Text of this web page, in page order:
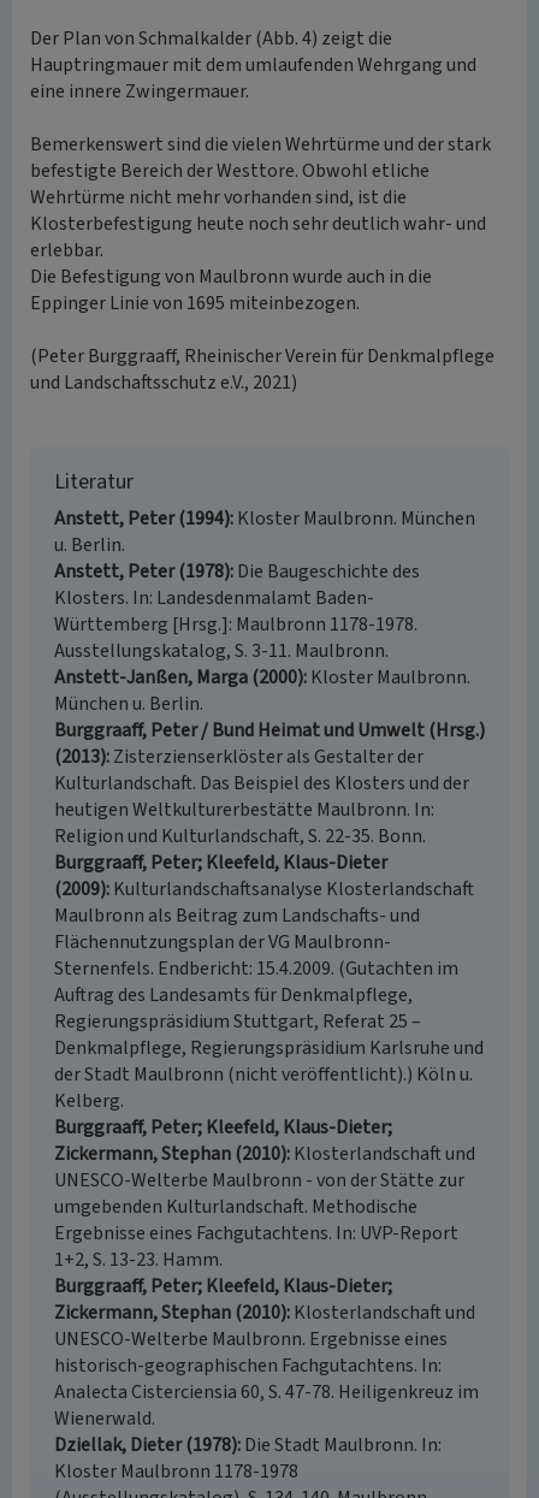
Der Plan von Schmalkalder (Abb. 4) zeigt die
Hauptringmauer mit dem umlaufenden Wehrgang und
eine innere Zwingermauer.
Bemerkenswert sind die vielen Wehrtürme und der stark
befestigte Bereich der Westtore. Obwohl etliche
Wehrtürme nicht mehr vorhanden sind, ist die
Klosterbefestigung heute noch sehr deutlich wahr- und
erlebbar.
Die Befestigung von Maulbronn wurde auch in die
Eppinger Linie von 1695 miteinbezogen.
(Peter Burggraaff, Rheinischer Verein für Denkmalpflege
und Landschaftsschutz e.V., 2021)
Literatur
Anstett, Peter (1994) Kloster Maulbronn. München
u. Berlin.
Anstett, Peter (1978) Die Baugeschichte des
Klosters. In: Landesdenmalamt Baden-
Württemberg [Hrsg.]: Maulbronn 1178-1978.
Ausstellungskatalog, S. 3-11. Maulbronn.
Anstett-Janßen, Marga (2000) Kloster Maulbronn.
München u. Berlin.
Burggraaff, Peter / Bund Heimat und Umwelt (Hrsg.)
(2013) Zisterzienserklöster als Gestalter der
Kulturlandschaft. Das Beispiel des Klosters und der
heutigen Weltkulturerbestätte Maulbronn. In:
Religion und Kulturlandschaft, S. 22-35. Bonn.
Burggraaff, Peter; Kleefeld, Klaus-Dieter
(2009) Kulturlandschaftsanalyse Klosterlandschaft
Maulbronn als Beitrag zum Landschafts- und
Flächennutzungsplan der VG Maulbronn-
Sternenfels. Endbericht: 15.4.2009. (Gutachten im
Auftrag des Landesamts für Denkmalpflege,
Regierungspräsidium Stuttgart, Referat 25 –
Denkmalpflege, Regierungspräsidium Karlsruhe und
der Stadt Maulbronn (nicht veröffentlicht).) Köln u.
Kelberg.
Burggraaff, Peter; Kleefeld, Klaus-Dieter;
Zickermann, Stephan (2010) Klosterlandschaft und
UNESCO-Welterbe Maulbronn - von der Stätte zur
umgebenden Kulturlandschaft. Methodische
Ergebnisse eines Fachgutachtens. In: UVP-Report
1+2, S. 13-23. Hamm.
Burggraaff, Peter; Kleefeld, Klaus-Dieter;
Zickermann, Stephan (2010) Klosterlandschaft und
UNESCO-Welterbe Maulbronn. Ergebnisse eines
historisch-geographischen Fachgutachtens. In:
Analecta Cisterciensia 60, S. 47-78. Heiligenkreuz im
Wienerwald.
Dziellak, Dieter (1978) Die Stadt Maulbronn. In:
Kloster Maulbronn 1178-1978